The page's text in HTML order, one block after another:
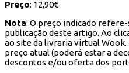
Preço: 12,90€
Nota: O preço indicado
publicação deste artigo. Ao
ao site da livraria virtual
preço atual (poderá estar a
descontos e/ou oferta dos